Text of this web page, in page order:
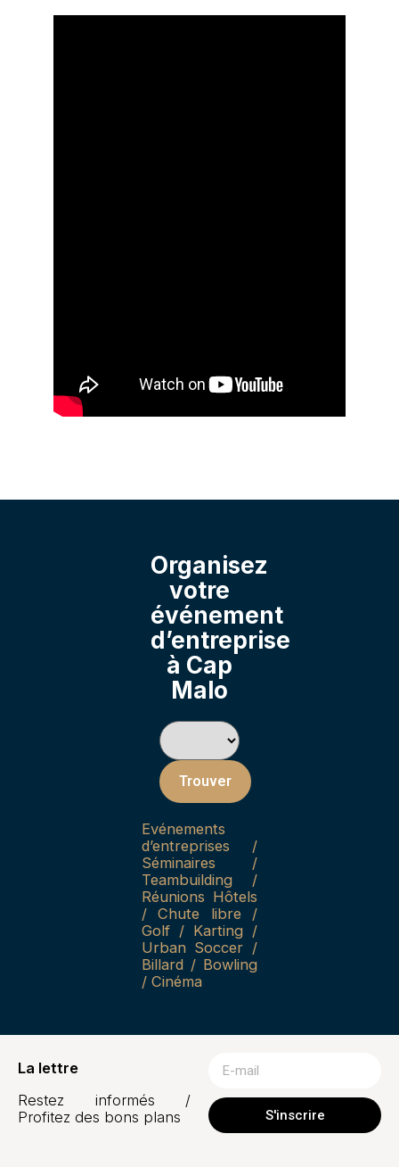
Organisez
votre
événement
d’entreprise
à Cap
Malo
Trouver
Evénements
d’entreprises /
Séminaires /
Teambuilding /
Réunions Hôtels
/ Chute libre /
Golf / Karting /
Urban Soccer /
Billard / Bowling
/ Cinéma
La lettre
Restez informés /
Profitez des bons plans
S'inscrire